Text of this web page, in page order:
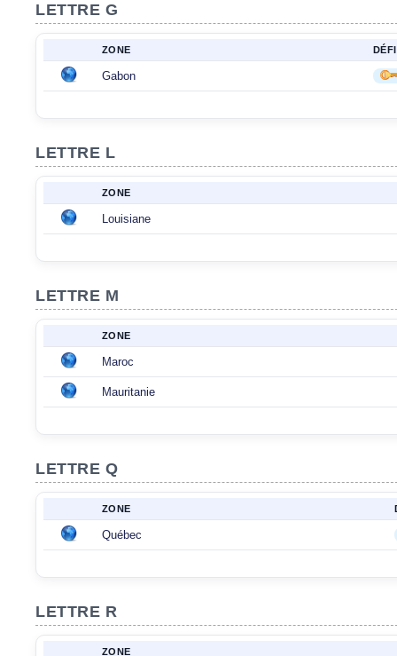
LETTRE G
ZONE
Gabon
LETTRE L
ZONE
Louisiane
LETTRE M
ZONE
Maroc
Mauritanie
LETTRE Q
ZONE
Québec
LETTRE R
ZONE